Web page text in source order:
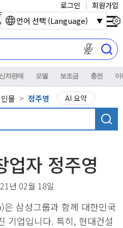
기자동차
어갑니다.
마이크 권한이
로그인 회원가입
신차판매 모델 보조금 충전 이
물 정주영 AI 요약
업자 정주영
년 02월 18일
삼성그룹과 함께 대한민국
기업입니다. 특히, 현대건설
언어 선택 (Language)